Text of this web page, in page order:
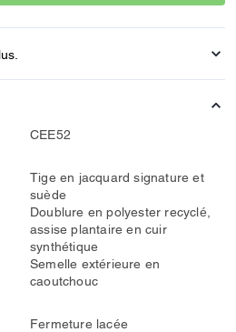
CEE52
Tige en jacquard signature et
suède
Doublure en polyester recyclé,
assise plantaire en cuir
synthétique
Semelle extérieure en
caoutchouc
Fermeture lacée